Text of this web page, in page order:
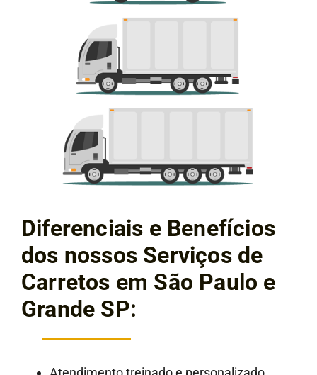
Diferenciais e Benefícios
dos nossos Serviços de
Carretos em São Paulo e
Grande SP: